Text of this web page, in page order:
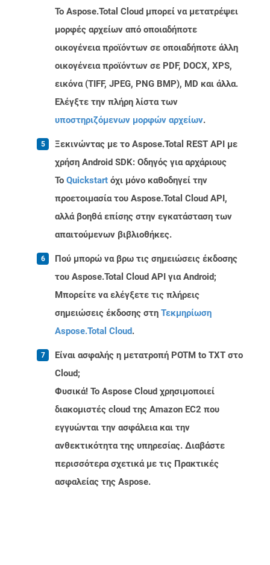
Το Aspose.Total Cloud μπορεί να μετατρέψει
μορφές αρχείων από οποιαδήποτε
οικογένεια προϊόντων σε οποιαδήποτε άλλη
οικογένεια προϊόντων σε PDF, DOCX, XPS,
εικόνα (TIFF, JPEG, PNG BMP), MD και άλλα.
Ελέγξτε την πλήρη λίστα των
υποστηριζόμενων μορφών αρχείων.
Ξεκινώντας με το Aspose.Total REST API με
χρήση Android SDK: Οδηγός για αρχάριους
Το Quickstart όχι μόνο καθοδηγεί την
προετοιμασία του Aspose.Total Cloud API,
αλλά βοηθά επίσης στην εγκατάσταση των
απαιτούμενων βιβλιοθήκες.
Πού μπορώ να βρω τις σημειώσεις έκδοσης
του Aspose.Total Cloud API για Android;
Μπορείτε να ελέγξετε τις πλήρεις
σημειώσεις έκδοσης στη Τεκμηρίωση
Aspose.Total Cloud.
Είναι ασφαλής η μετατροπή POTM to TXT στο
Cloud;
Φυσικά! Το Aspose Cloud χρησιμοποιεί
διακομιστές cloud της Amazon EC2 που
εγγυώνται την ασφάλεια και την
ανθεκτικότητα της υπηρεσίας. Διαβάστε
περισσότερα σχετικά με τις Πρακτικές
ασφαλείας της Aspose.